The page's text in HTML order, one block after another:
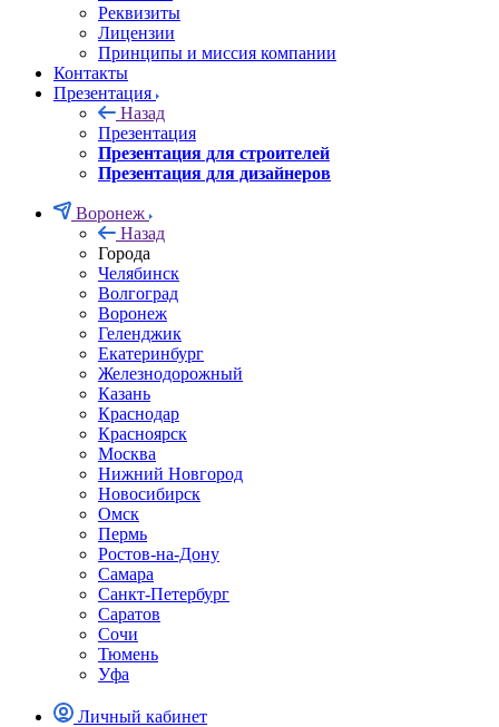
Реквизиты
Лицензии
Принципы и миссия компании
Контакты
Презентация
Назад
Презентация
Презентация для строителей
Презентация для дизайнеров
Воронеж
Назад
Города
Челябинск
Волгоград
Воронеж
Геленджик
Екатеринбург
Железнодорожный
Казань
Краснодар
Красноярск
Москва
Нижний Новгород
Новосибирск
Омск
Пермь
Ростов-на-Дону
Самара
Санкт-Петербург
Саратов
Сочи
Тюмень
Уфа
Личный кабинет